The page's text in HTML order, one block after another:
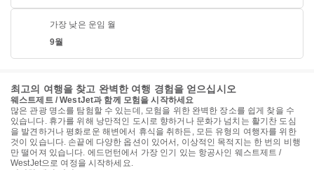
가장 낮은 운임 월
9월
최고의 여행을 찾고 완벽한 여행 경험을 얻으십시오
웨스트제트 / WestJet과 함께 모험을 시작하세요
많은 관광 명소를 탐험할 수 있는데, 모험을 위한 완벽한 장소를 쉽게 찾을 수
있습니다. 휴가를 위해 낭만적인 도시로 향하거나 문화가 넘치는 활기찬 도심
을 발견하거나 평화로운 해변에서 휴식을 취하든, 모든 유형의 여행자를 위한
것이 있습니다. 손끝에 다양한 옵션이 있어서, 이상적인 목적지는 한 번의 비행
만 떨어져 있습니다. 에드먼턴에서 가장 인기 있는 항공사인 웨스트제트 /
WestJet으로 여정을 시작하세요.